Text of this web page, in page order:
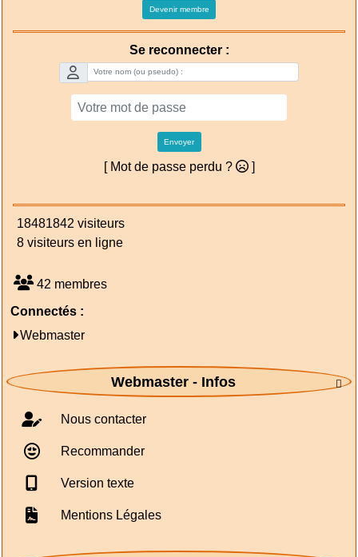
Devenir membre
Se reconnecter :
Envoyer
[ Mot de passe perdu ? ]
18481842 visiteurs
8 visiteurs en ligne
42 membres
Connectés :
Webmaster

Webmaster - Infos
Nous contacter
Recommander
Version texte
Mentions Légales